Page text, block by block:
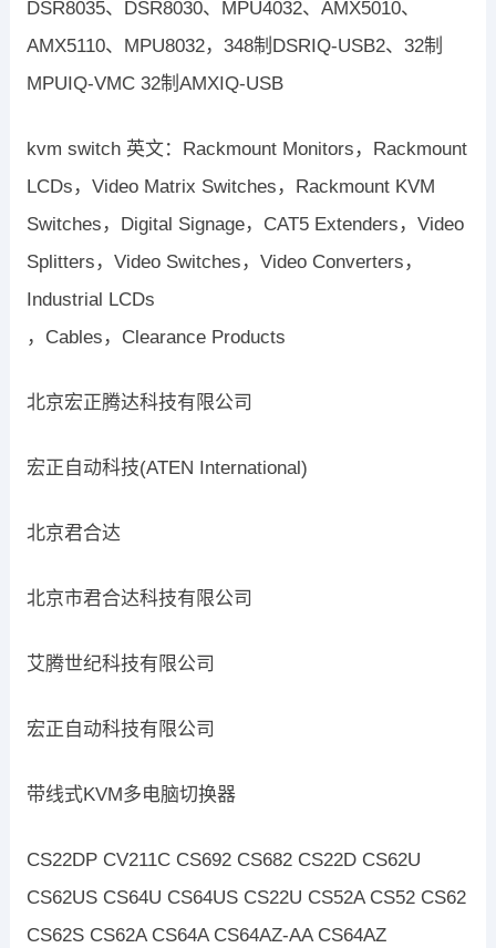
DSR8035、DSR8030、MPU4032、AMX5010、
AMX5110、MPU8032，348制DSRIQ-USB2、32制
MPUIQ-VMC 32制AMXIQ-USB
kvm switch 英文：Rackmount Monitors，Rackmount
LCDs，Video Matrix Switches，Rackmount KVM
Switches，Digital Signage，CAT5 Extenders，Video
Splitters，Video Switches，Video Converters，
Industrial LCDs
，Cables，Clearance Products
北京宏正腾达科技有限公司
宏正自动科技(ATEN International)
北京君合达
北京市君合达科技有限公司
艾腾世纪科技有限公司
宏正自动科技有限公司
带线式KVM多电脑切换器
CS22DP CV211C CS692 CS682 CS22D CS62U
CS62US CS64U CS64US CS22U CS52A CS52 CS62
CS62S CS62A CS64A CS64AZ-AA CS64AZ